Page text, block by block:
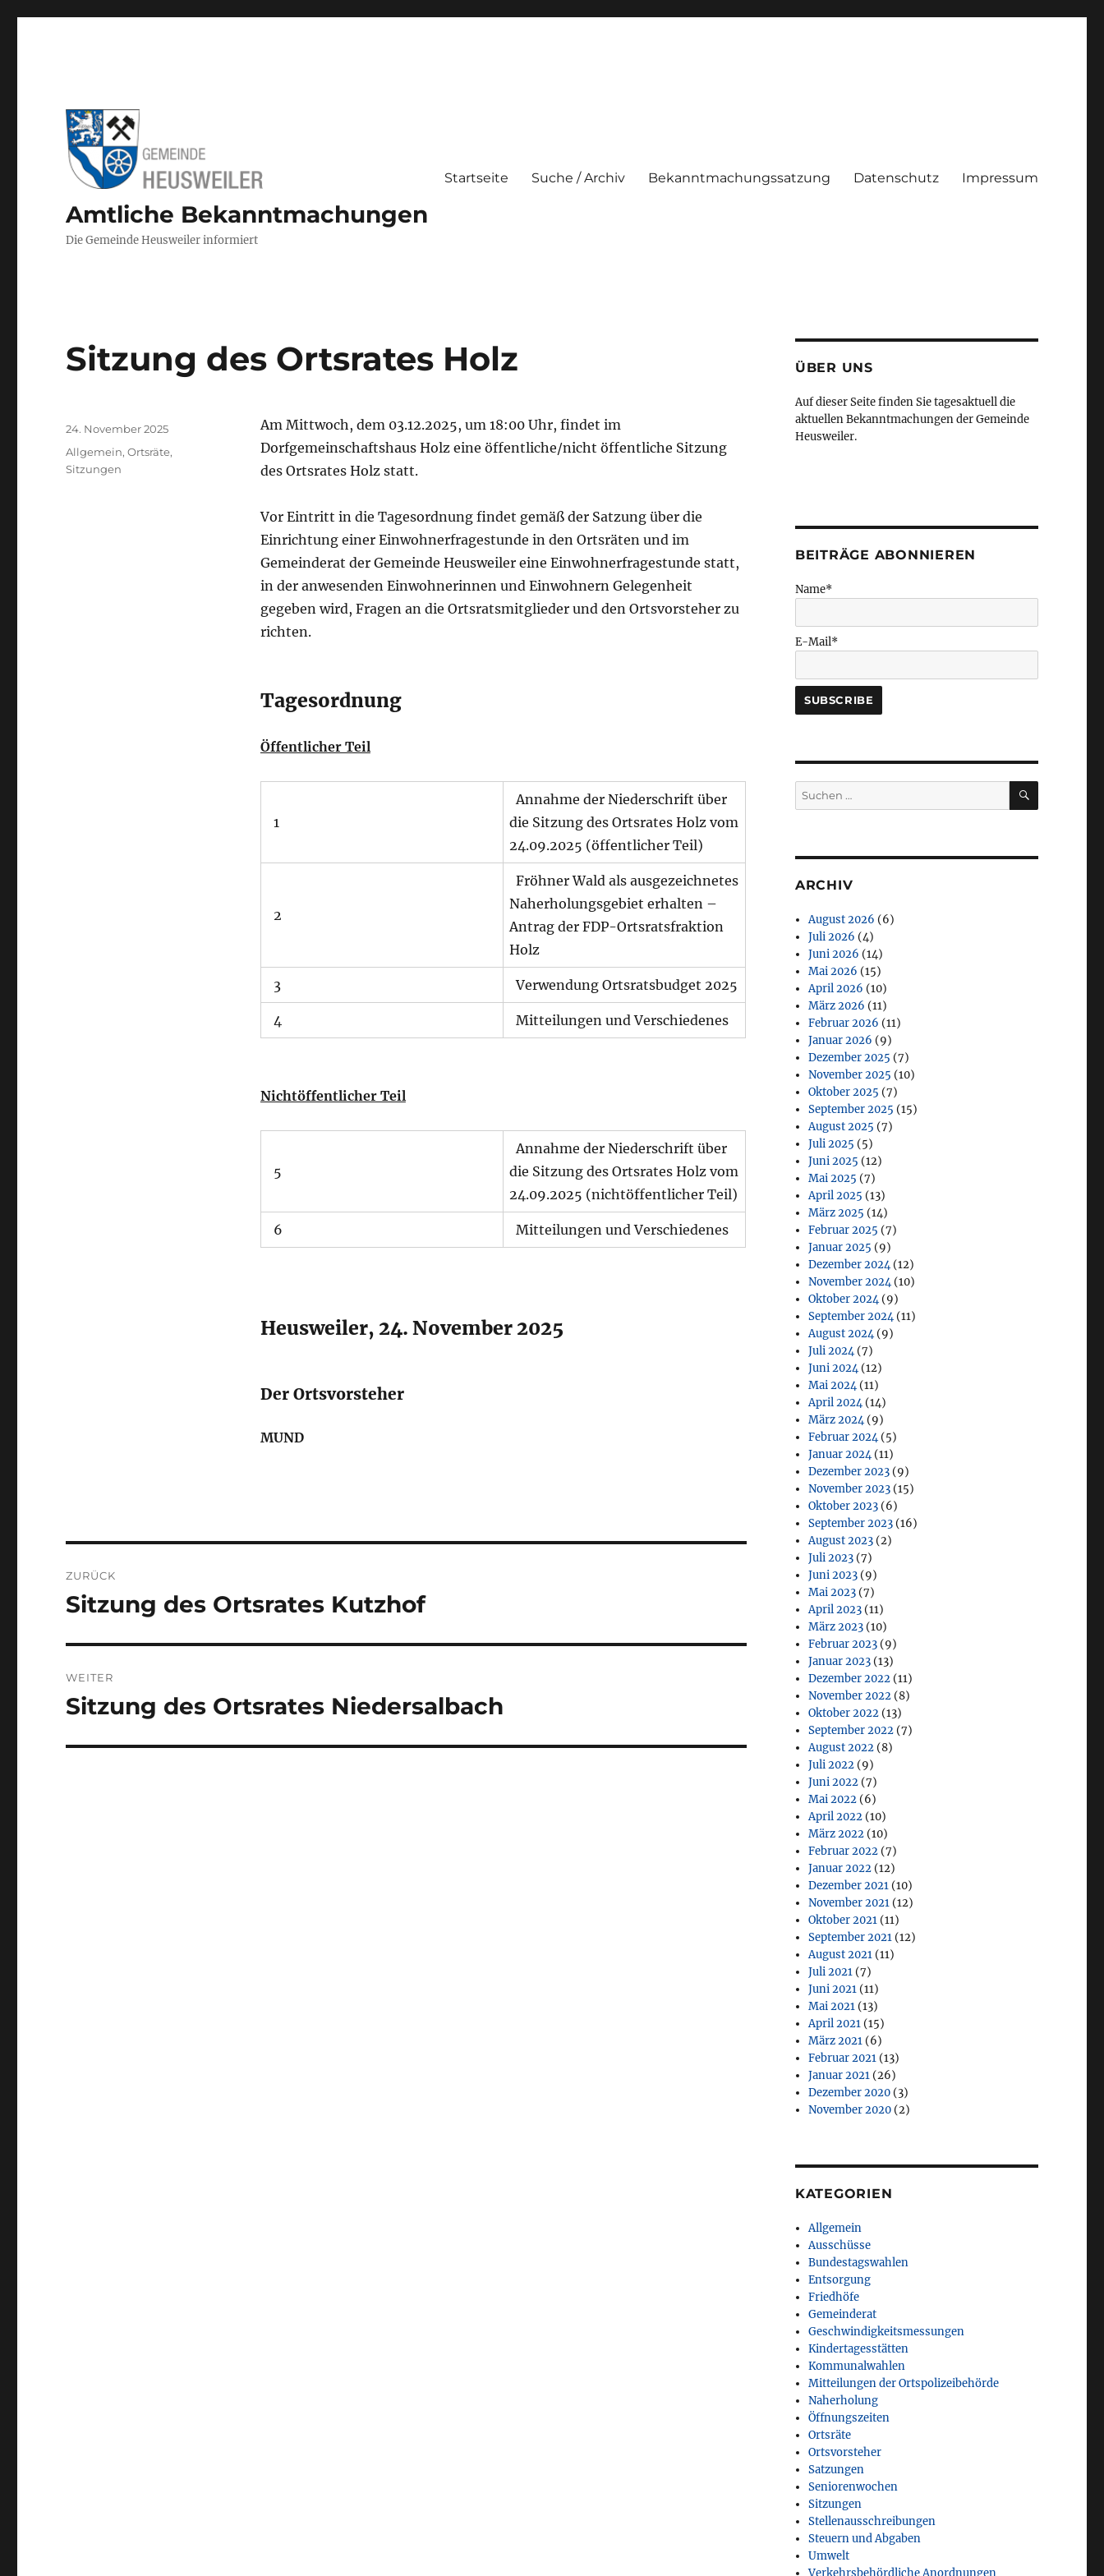
Amtliche Bekanntmachungen
Die Gemeinde Heusweiler informiert
Startseite Suche / Archiv Bekanntmachungssatzung Datenschutz Impressum
Sitzung des Ortsrates Holz
Am Mittwoch, dem 03.12.2025, um 18:00 Uhr, findet im
Dorfgemeinschaftshaus Holz eine öffentliche/nicht öffentliche Sitzung
des Ortsrates Holz statt.
Vor Eintritt in die Tagesordnung findet gemäß der Satzung über die
Einrichtung einer Einwohnerfragestunde in den Ortsräten und im
Gemeinderat der Gemeinde Heusweiler eine Einwohnerfragestunde statt,
in der anwesenden Einwohnerinnen und Einwohnern Gelegenheit
gegeben wird, Fragen an die Ortsratsmitglieder und den Ortsvorsteher zu
richten.
Tagesordnung
Öffentlicher Teil
1
Annahme der Niederschrift über
die Sitzung des Ortsrates Holz vom
24.09.2025 (öffentlicher Teil)
2
Fröhner Wald als ausgezeichnetes
Naherholungsgebiet erhalten –
Antrag der FDP-Ortsratsfraktion
Holz
3 Verwendung Ortsratsbudget 2025
4 Mitteilungen und Verschiedenes
Nichtöffentlicher Teil
5
Annahme der Niederschrift über
die Sitzung des Ortsrates Holz vom
24.09.2025 (nichtöffentlicher Teil)
6 Mitteilungen und Verschiedenes
Heusweiler, 24. November 2025
Der Ortsvorsteher
MUND
Veröffentlicht
am
24. November 2025
Kategorien
Allgemein,Ortsräte,
Sitzungen
ZURÜCK
Vorheriger
Sitzung des Ortsrates Kutzhof
WEITER
Nächster
Sitzung des Ortsrates Niedersalbach
ÜBER UNS
Auf dieser Seite finden Sie tagesaktuell die
aktuellen Bekanntmachungen der Gemeinde
Heusweiler.
BEITRÄGE ABONNIEREN
Name*
E-Mail*
Suchen
nach:
SUCHEN
ARCHIV
August 2026 (6)
Juli 2026 (4)
Juni 2026 (14)
Mai 2026 (15)
April 2026 (10)
März 2026 (11)
Februar 2026 (11)
Januar 2026 (9)
Dezember 2025 (7)
November 2025 (10)
Oktober 2025 (7)
September 2025 (15)
August 2025 (7)
Juli 2025 (5)
Juni 2025 (12)
Mai 2025 (7)
April 2025 (13)
März 2025 (14)
Februar 2025 (7)
Januar 2025 (9)
Dezember 2024(12)
November 2024(10)
Oktober 2024(9)
September 2024(11)
August 2024(9)
Juli 2024(7)
Juni 2024(12)
Mai 2024(11)
April 2024(14)
März 2024(9)
Februar 2024(5)
Januar 2024(11)
Dezember 2023 (9)
November 2023 (15)
Oktober 2023 (6)
September 2023 (16)
August 2023 (2)
Juli 2023 (7)
Juni 2023 (9)
Mai 2023 (7)
April 2023 (11)
März 2023 (10)
Februar 2023 (9)
Januar 2023 (13)
Dezember 2022 (11)
November 2022 (8)
Oktober 2022 (13)
September 2022 (7)
August 2022 (8)
Juli 2022 (9)
Juni 2022 (7)
Mai 2022 (6)
April 2022 (10)
März 2022 (10)
Februar 2022 (7)
Januar 2022 (12)
Dezember 2021 (10)
November 2021 (12)
Oktober 2021 (11)
September 2021 (12)
August 2021 (11)
Juli 2021 (7)
Juni 2021 (11)
Mai 2021 (13)
April 2021 (15)
März 2021 (6)
Februar 2021 (13)
Januar 2021 (26)
Dezember 2020 (3)
November 2020 (2)
KATEGORIEN
Allgemein
Ausschüsse
Bundestagswahlen
Entsorgung
Friedhöfe
Gemeinderat
Geschwindigkeitsmessungen
Kindertagesstätten
Kommunalwahlen
Mitteilungen der Ortspolizeibehörde
Naherholung
Öffnungszeiten
Ortsräte
Ortsvorsteher
Satzungen
Seniorenwochen
Sitzungen
Stellenausschreibungen
Steuern und Abgaben
Umwelt
Verkehrsbehördliche Anordnungen